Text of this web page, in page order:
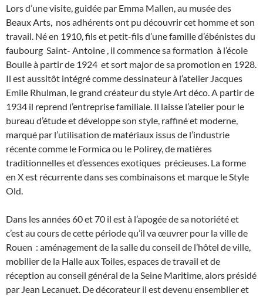
Lors d’une visite, guidée par Emma Mallen, au musée des
Beaux Arts, nos adhérents ont pu découvrir cet homme et son
travail. Né en 1910, fils et petit-fils d’une famille d’ébénistes du
faubourg Saint- Antoine , il commence sa formation à l’école
Boulle à partir de 1924 et sort major de sa promotion en 1928.
Il est aussitôt intégré comme dessinateur à l’atelier Jacques
Emile Rhulman, le grand créateur du style Art déco. A partir de
1934 il reprend l’entreprise familiale. Il laisse l’atelier pour le
bureau d’étude et développe son style, raffiné et moderne,
marqué par l’utilisation de matériaux issus de l’industrie
récente comme le Formica ou le Polirey, de matières
traditionnelles et d’essences exotiques précieuses. La forme
en X est récurrente dans ses combinaisons et marque le Style
Old.
Dans les années 60 et 70 il est à l’apogée de sa notoriété et
c’est au cours de cette période qu’il va œuvrer pour la ville de
Rouen : aménagement de la salle du conseil de l’hôtel de ville,
mobilier de la Halle aux Toiles, espaces de travail et de
réception au conseil général de la Seine Maritime, alors présidé
par Jean Lecanuet. De décorateur il est devenu ensemblier et